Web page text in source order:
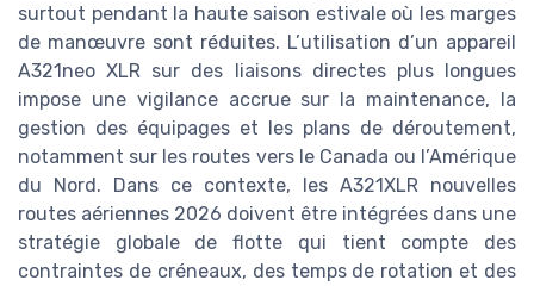
surtout pendant la haute saison estivale où les marges
de manœuvre sont réduites. L’utilisation d’un appareil
A321neo XLR sur des liaisons directes plus longues
impose une vigilance accrue sur la maintenance, la
gestion des équipages et les plans de déroutement,
notamment sur les routes vers le Canada ou l’Amérique
du Nord. Dans ce contexte, les A321XLR nouvelles
routes aériennes 2026 doivent être intégrées dans une
stratégie globale de flotte qui tient compte des
contraintes de créneaux, des temps de rotation et des